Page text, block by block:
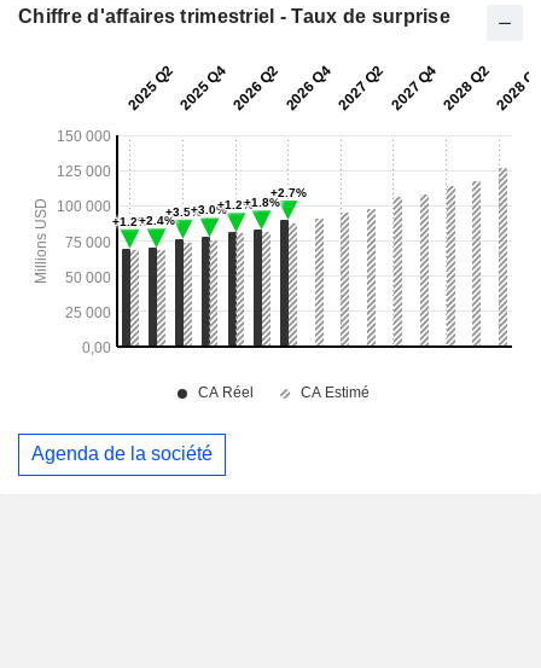
Chiffre d'affaires trimestriel - Taux de surprise
Agenda de la société